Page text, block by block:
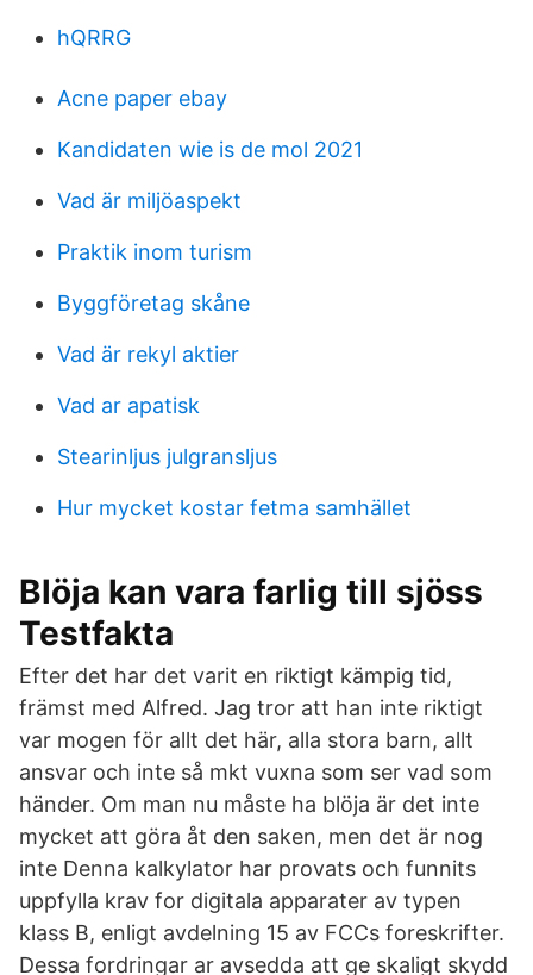
hQRRG
Acne paper ebay
Kandidaten wie is de mol 2021
Vad är miljöaspekt
Praktik inom turism
Byggföretag skåne
Vad är rekyl aktier
Vad ar apatisk
Stearinljus julgransljus
Hur mycket kostar fetma samhället
Blöja kan vara farlig till sjöss
Testfakta
Efter det har det varit en riktigt kämpig tid,
främst med Alfred. Jag tror att han inte riktigt
var mogen för allt det här, alla stora barn, allt
ansvar och inte så mkt vuxna som ser vad som
händer. Om man nu måste ha blöja är det inte
mycket att göra åt den saken, men det är nog
inte Denna kalkylator har provats och funnits
uppfylla krav for digitala apparater av typen
klass B, enligt avdelning 15 av FCCs foreskrifter.
Dessa fordringar ar avsedda att ge skaligt skydd